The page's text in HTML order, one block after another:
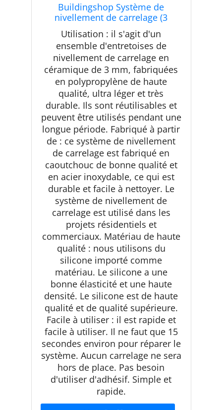
Buildingshop Système de
nivellement de carrelage (3
mm/lot de 2000) entretoises pour
nivellement de carrelage à faire
soi-même pour carrelage de sol
professionnel, carrelage en
céramique et pierre (3
Utilisation : il s'agit d'un
ensemble d'entretoises de
nivellement de carrelage en
céramique de 3 mm, fabriquées
en polypropylène de haute
qualité, ultra léger et très
durable. Ils sont réutilisables et
peuvent être utilisés pendant une
longue période. Fabriqué à partir
de : ce système de nivellement
de carrelage est fabriqué en
caoutchouc de bonne qualité et
en acier inoxydable, ce qui est
durable et facile à nettoyer. Le
système de nivellement de
carrelage est utilisé dans les
projets résidentiels et
commerciaux. Matériau de haute
qualité : nous utilisons du
silicone importé comme
matériau. Le silicone a une
bonne élasticité et une haute
densité. Le silicone est de haute
qualité et de qualité supérieure.
Facile à utiliser : il est rapide et
facile à utiliser. Il ne faut que 15
secondes environ pour réparer le
système. Aucun carrelage ne sera
hors de place. Pas besoin
d'utiliser d'adhésif. Simple et
rapide.